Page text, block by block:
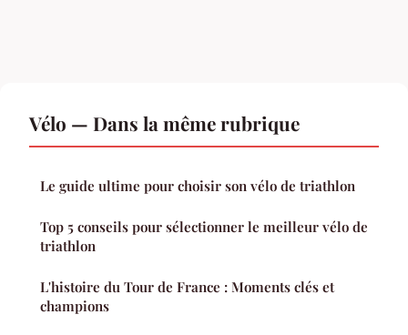
Vélo — Dans la même rubrique
Le guide ultime pour choisir son vélo de triathlon
Top 5 conseils pour sélectionner le meilleur vélo de
triathlon
L'histoire du Tour de France : Moments clés et
champions